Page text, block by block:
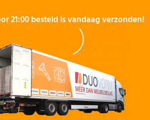
21:00 besteld is vandaag verzonden!